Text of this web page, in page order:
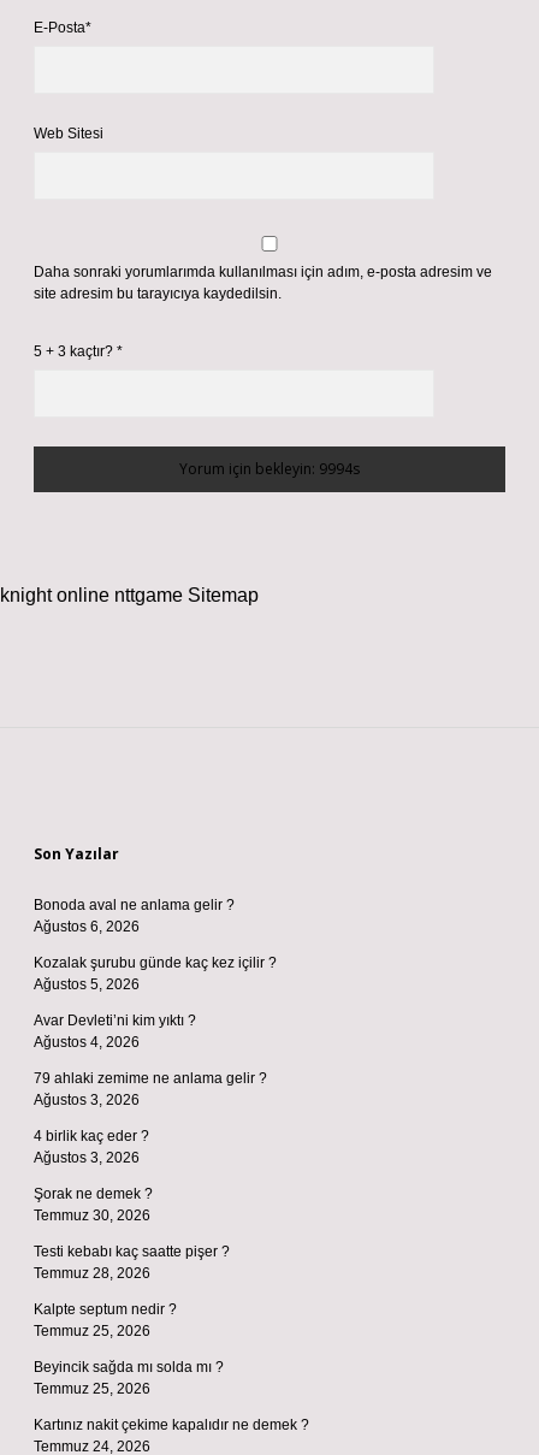
E-Posta*
Web Sitesi
Daha sonraki yorumlarımda kullanılması için adım, e-posta adresim ve
site adresim bu tarayıcıya kaydedilsin.
5 + 3 kaçtır? *
knight online nttgame Sitemap
Son Yazılar
Bonoda aval ne anlama gelir ?
Ağustos 6, 2026
Kozalak şurubu günde kaç kez içilir ?
Ağustos 5, 2026
Avar Devleti’ni kim yıktı ?
Ağustos 4, 2026
79 ahlaki zemime ne anlama gelir ?
Ağustos 3, 2026
4 birlik kaç eder ?
Ağustos 3, 2026
Şorak ne demek ?
Temmuz 30, 2026
Testi kebabı kaç saatte pişer ?
Temmuz 28, 2026
Kalpte septum nedir ?
Temmuz 25, 2026
Beyincik sağda mı solda mı ?
Temmuz 25, 2026
Kartınız nakit çekime kapalıdır ne demek ?
Temmuz 24, 2026